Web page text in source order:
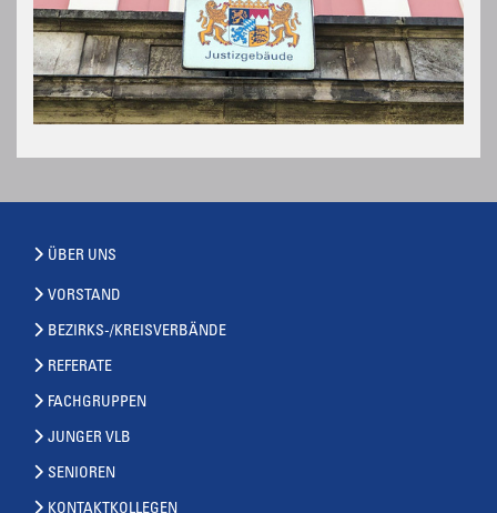
ÜBER UNS
VORSTAND
BEZIRKS-/KREISVERBÄNDE
REFERATE
FACHGRUPPEN
JUNGER VLB
SENIOREN